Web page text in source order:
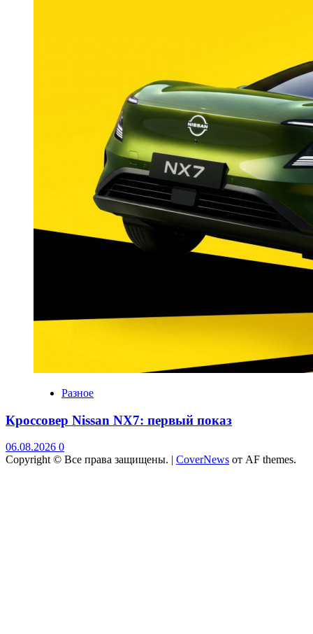
Разное
Кроссовер Nissan NX7: первый показ
06.08.2026 0
Copyright © Все права защищены. | CoverNews от AF themes.